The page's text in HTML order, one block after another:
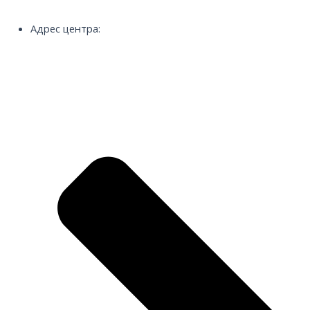
Адрес центра: